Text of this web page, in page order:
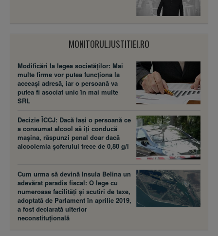
MONITORULJUSTITIEI.RO
Modificări la legea societăţilor: Mai
multe firme vor putea funcţiona la
aceeaşi adresă, iar o persoană va
putea fi asociat unic în mai multe
SRL
Decizie ÎCCJ: Dacă laşi o persoană ce
a consumat alcool să îţi conducă
maşina, răspunzi penal doar dacă
alcoolemia şoferului trece de 0,80 g/l
Cum urma să devină Insula Belina un
adevărat paradis fiscal: O lege cu
numeroase facilităţi şi scutiri de taxe,
adoptată de Parlament în aprilie 2019,
a fost declarată ulterior
neconstituţională